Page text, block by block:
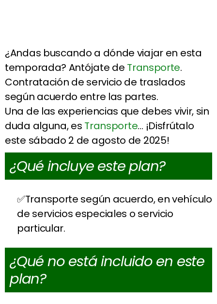
¿Andas buscando a dónde viajar en esta
temporada? Antójate de Transporte.
Contratación de servicio de traslados
según acuerdo entre las partes.
Una de las experiencias que debes vivir, sin
duda alguna, es Transporte… ¡Disfrútalo
este sábado 2 de agosto de 2025!
¿Qué incluye este plan?
Transporte según acuerdo, en vehículo
de servicios especiales o servicio
particular.
¿Qué no está incluido en este
plan?